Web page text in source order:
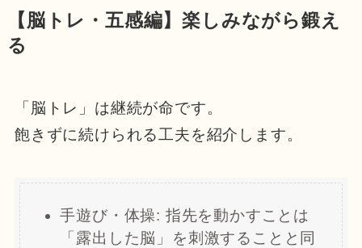
【脳トレ・五感編】楽しみながら鍛え
る
「脳トレ」は継続が命です。
飽きずに続けられる工夫を紹介します。
手遊び・体操: 指先を動かすことは
「露出した脳」を刺激することと同